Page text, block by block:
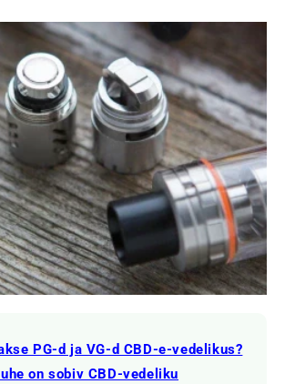
PG-d ja VG-d CBD-e-vedelikus?
on sobiv CBD-vedeliku